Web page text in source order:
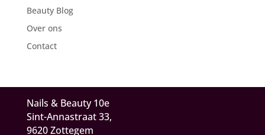
Beauty Blog
Over ons
Contact
Nails & Beauty 10e
Sint-Annastraat 33,
9620 Zottegem